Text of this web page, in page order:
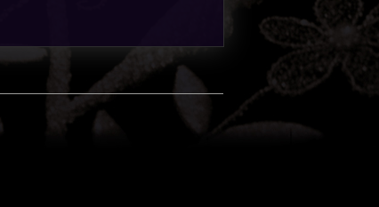
Daniel Lerin Hernansaiz,
Guijarro, Martina Rozalén
Nevado, Lucas Sánchez
Cuenca, Natasha Rus
Alba Lucía Murcia Jiménez,